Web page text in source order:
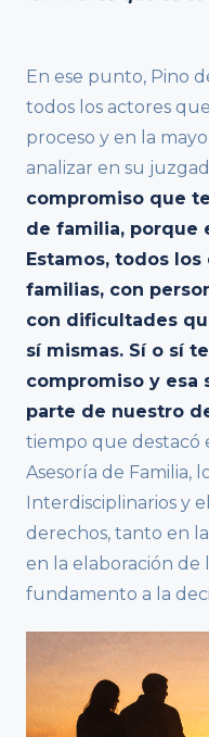
En ese punto, Pino
todos los actores
proceso y en la
analizar en su
compromiso que
de familia, porque
Estamos, todos
familias, con
con dificultades
sí mismas. Sí o sí
compromiso y esa
parte de nuestro
tiempo que destacó
Asesoría de Familia,
Interdisciplinarios y
derechos, tanto en
en la elaboración de
fundamento a la